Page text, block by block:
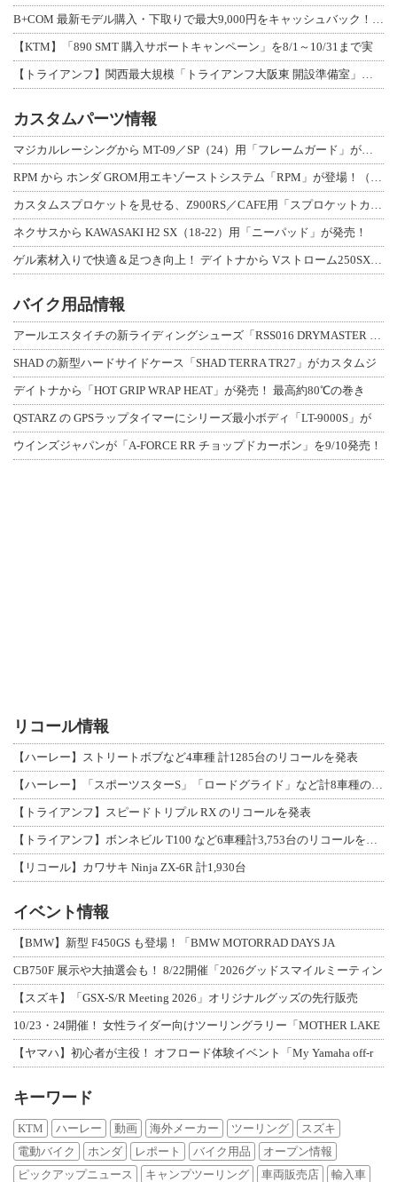
B+COM 最新モデル購入・下取りで最大9,000円をキャッシュバック！「B+F
【KTM】「890 SMT 購入サポートキャンペーン」を8/1～10/31まで実
【トライアンフ】関西最大規模「トライアンフ大阪東 開設準備室」がオープン！ 限定
カスタムパーツ情報
マジカルレーシングから MT-09／SP（24）用「フレームガード」が登場！
RPM から ホンダ GROM用エキゾーストシステム「RPM」が登場！（動画あり
カスタムスプロケットを見せる、Z900RS／CAFE用「スプロケットカバーフルキ
ネクサスから KAWASAKI H2 SX（18-22）用「ニーパッド」が発売！
ゲル素材入りで快適＆足つき向上！ デイトナから Vストローム250SX用「快適ロ
バイク用品情報
アールエスタイチの新ライディングシューズ「RSS016 DRYMASTER スト
SHAD の新型ハードサイドケース「SHAD TERRA TR27」がカスタムジ
デイトナから「HOT GRIP WRAP HEAT」が発売！ 最高約80℃の巻き
QSTARZ の GPSラップタイマーにシリーズ最小ボディ「LT-9000S」が
ウインズジャパンが「A-FORCE RR チョップドカーボン」を9/10発売！
リコール情報
【ハーレー】ストリートボブなど4車種 計1285台のリコールを発表
【ハーレー】「スポーツスターS」「ロードグライド」など計8車種のリコールを発表
【トライアンフ】スピードトリプル RX のリコールを発表
【トライアンフ】ボンネビル T100 など6車種計3,753台のリコールを発表
【リコール】カワサキ Ninja ZX-6R 計1,930台
イベント情報
【BMW】新型 F450GS も登場！「BMW MOTORRAD DAYS JA
CB750F 展示や大抽選会も！ 8/22開催「2026グッドスマイルミーティン
【スズキ】「GSX-S/R Meeting 2026」オリジナルグッズの先行販売
10/23・24開催！ 女性ライダー向けツーリングラリー「MOTHER LAKE
【ヤマハ】初心者が主役！ オフロード体験イベント「My Yamaha off-r
キーワード
KTM ハーレー 動画 海外メーカー ツーリング
スズキ
電動バイク
ホンダ レポート バイク用品
オープン情報
ピックアップニュース
キャンプツーリング 車両販売店 輸入車